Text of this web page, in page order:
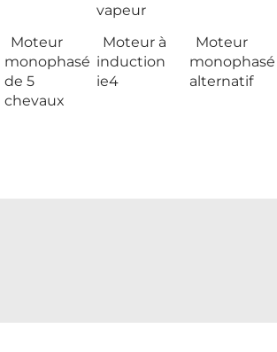
vapeur
Moteur
monophasé
de 5
chevaux
Moteur à
induction
ie4
Moteur
monophasé
alternatif